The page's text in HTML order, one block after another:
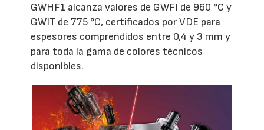
GWHF1 alcanza valores de GWFI de 960 °C y
GWIT de 775 °C, certificados por VDE para
espesores comprendidos entre 0,4 y 3 mm y
para toda la gama de colores técnicos
disponibles.